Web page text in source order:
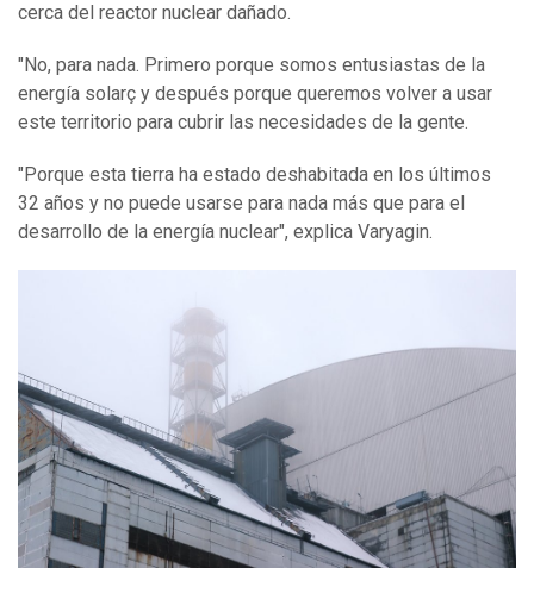
cerca del reactor nuclear dañado.
"No, para nada. Primero porque somos entusiastas de la
energía solarç y después porque queremos volver a usar
este territorio para cubrir las necesidades de la gente.
"Porque esta tierra ha estado deshabitada en los últimos
32 años y no puede usarse para nada más que para el
desarrollo de la energía nuclear", explica Varyagin.